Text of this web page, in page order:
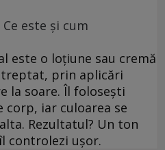
este și cum
este o loțiune sau cremă
prin aplicări
la soare. Îl folosești
corp, iar culoarea se
Rezultatul? Un ton
controlezi ușor.